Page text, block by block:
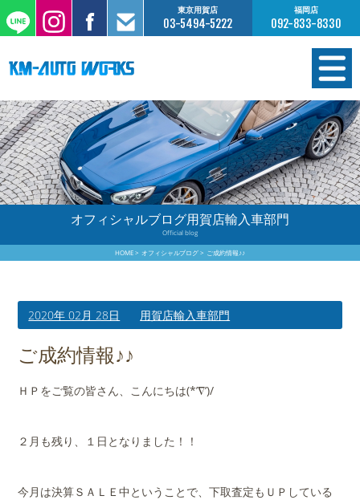
東京用賀店
03-5494-5222
福岡店
092-833-8330
在庫情報
オーダー販売
工場サービス
保証について
買取査定のご案内
会社概要
オフィシャルブログ用賀店輸入車部門
Official blog
HOME オフィシャルブログ ご成約情報♪♪
2020年 02月 28日 用賀店輸入車部門
ご成約情報♪♪
ＨＰをご覧の皆さん、こんにちは(*’∇’)/
２月も残り、１日となりました！！
今月は決算ＳＡＬＥ中ということで、下取査定もＵＰしている